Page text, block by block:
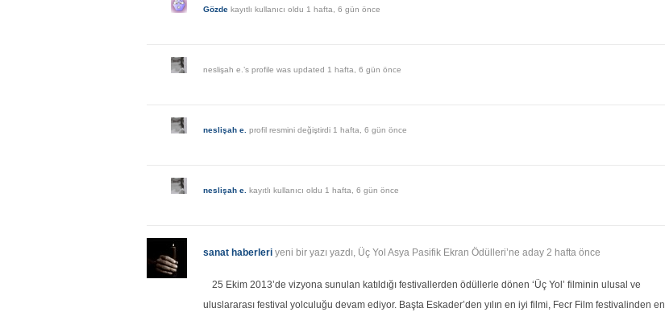
Gözde kayıtlı kullanıcı oldu 1 hafta, 6 gün önce
neslişah e.’s profile was updated 1 hafta, 6 gün önce
neslişah e. profil resmini değiştirdi 1 hafta, 6 gün önce
neslişah e. kayıtlı kullanıcı oldu 1 hafta, 6 gün önce
sanat haberleri yeni bir yazı yazdı, Üç Yol Asya Pasifik Ekran Ödülleri’ne aday 2 hafta önce
25 Ekim 2013’de vizyona sunulan katıldığı festivallerden ödüllerle dönen ‘Üç Yol’ filminin ulusal ve
uluslararası festival yolculuğu devam ediyor. Başta Eskader’den yılın en iyi filmi, Fecr Film festivalinden en